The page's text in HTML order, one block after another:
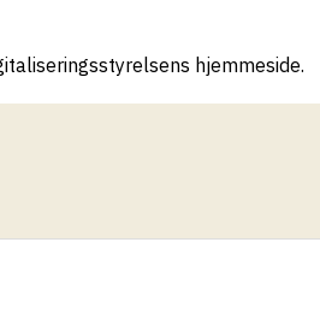
hjemmeside.